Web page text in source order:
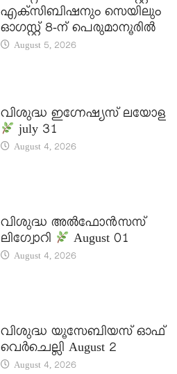
എക്സിബിഷനും സെയിലും
ഓഗസ്റ്റ് 8-ന് പെരുമാനൂരിൽ
August 5, 2026
വിശുദ്ധ ഇഗ്നേഷ്യസ് ലയോള
july 31
August 4, 2026
വിശുദ്ധ അൽഫോൻസസ്
ലിഗ്വോറി
August 01
August 4, 2026
വിശുദ്ധ യൂസേബിയസ് ഓഫ്
വെർചെല്ലി August 2
August 4, 2026